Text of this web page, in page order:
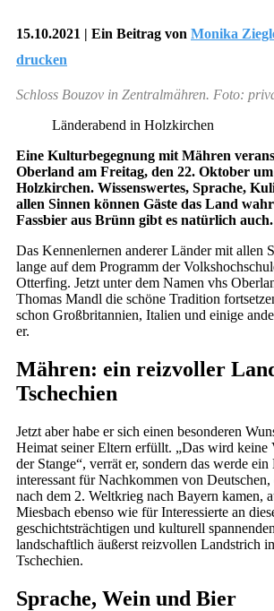
15.10.2021 | Ein Beitrag von Monika
drucken
Schloss Bouzov in Zentralmähren. Foto:
Länderabend in Holzkirchen
Eine Kulturbegegnung mit Mähren
Oberland am Freitag, den 22. Oktober
Holzkirchen. Wissenswertes, Sprache,
allen Sinnen können Gäste das Land
Fassbier aus Brünn gibt es natürlich auch.
Das Kennenlernen anderer Länder mit allen
lange auf dem Programm der
Otterfing. Jetzt unter dem Namen vhs
Thomas Mandl die schöne Tradition
schon Großbritannien, Italien und einige
er.
Mähren: ein reizvoller
Tschechien
Jetzt aber habe er sich einen besonderen
Heimat seiner Eltern erfüllt. „Das wird keine
der Stange“, verrät er, sondern das werde ein
interessant für Nachkommen von Deutschen,
nach dem 2. Weltkrieg nach Bayern kamen,
Miesbach ebenso wie für Interessierte an
geschichtsträchtigen und kulturell
landschaftlich äußerst reizvollen Landstrich
Tschechien.
Sprache, Wein und Bier